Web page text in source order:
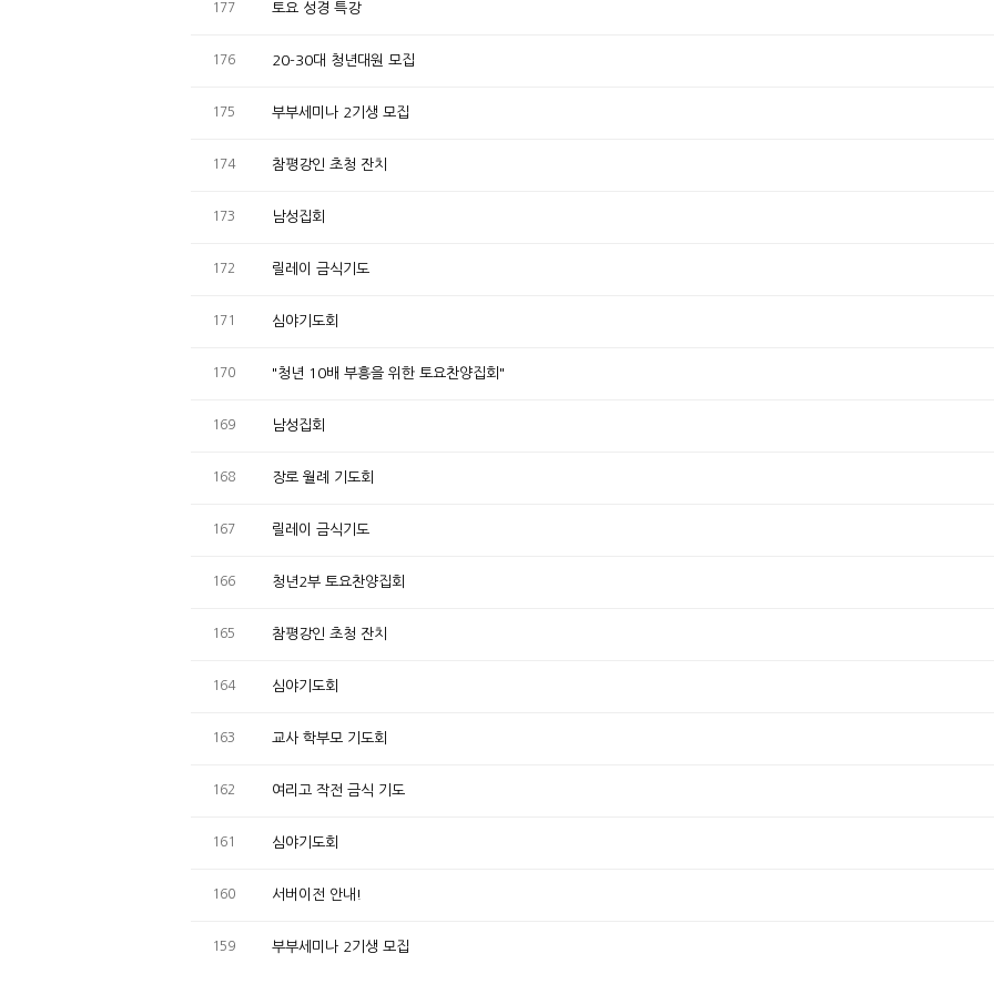
177 토요 성경 특강
176 20-30대 청년대원 모집
175 부부세미나 2기생 모집
174 참평강인 초청 잔치
173 남성집회
172 릴레이 금식기도
171 심야기도회
170 "청년 10배 부흥을 위한 토요찬양집회"
169 남성집회
168 장로 월례 기도회
167 릴레이 금식기도
166 청년2부 토요찬양집회
165 참평강인 초청 잔치
164 심야기도회
163 교사 학부모 기도회
162 여리고 작전 금식 기도
161 심야기도회
160 서버이전 안내!
159 부부세미나 2기생 모집